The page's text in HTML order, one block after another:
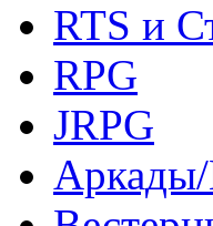
RTS и
RPG
JRPG